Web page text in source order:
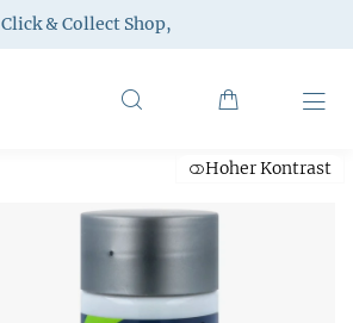
Click & Collect Shop,
Hoher Kontrast